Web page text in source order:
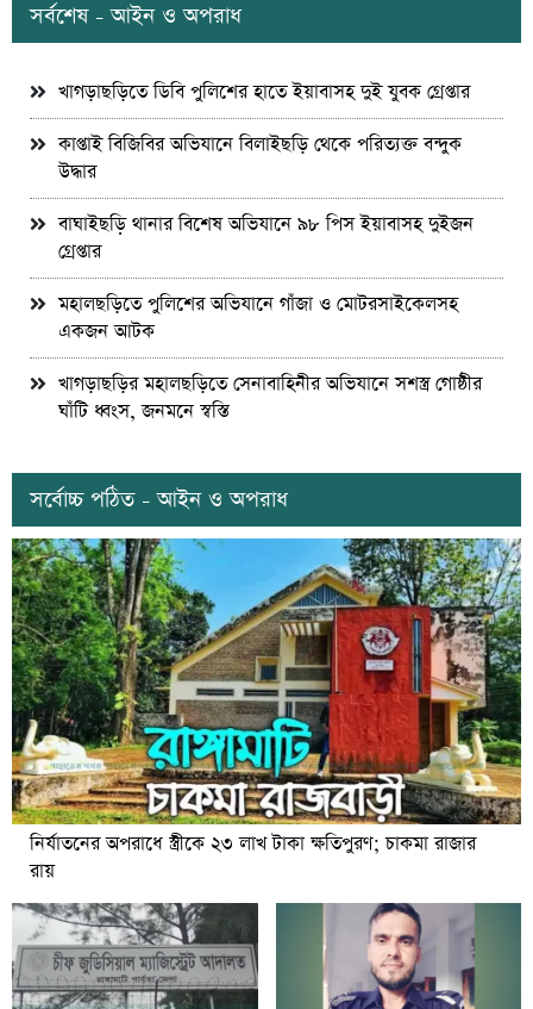
সর্বশেষ - আইন ও অপরাধ
খাগড়াছড়িতে ডিবি পুলিশের হাতে ইয়াবাসহ দুই যুবক গ্রেপ্তার
কাপ্তাই বিজিবির অভিযানে বিলাইছড়ি থেকে পরিত্যক্ত বন্দুক
উদ্ধার
বাঘাইছড়ি থানার বিশেষ অভিযানে ৯৮ পিস ইয়াবাসহ দুইজন
গ্রেপ্তার
মহালছড়িতে পুলিশের অভিযানে গাঁজা ও মোটরসাইকেলসহ
একজন আটক
খাগড়াছড়ির মহালছড়িতে সেনাবাহিনীর অভিযানে সশস্ত্র গোষ্ঠীর
ঘাঁটি ধ্বংস, জনমনে স্বস্তি
সর্বোচ্চ পঠিত - আইন ও অপরাধ
নির্যাতনের অপরাধে স্ত্রীকে ২৩ লাখ টাকা ক্ষতিপুরণ; চাকমা রাজার
রায়